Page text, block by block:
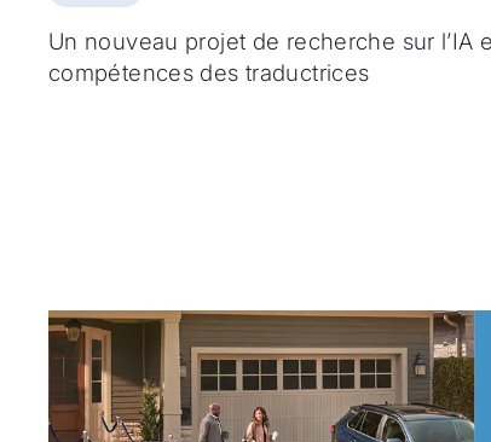
Un nouveau projet de recherche sur l’IA
compétences des traductrices